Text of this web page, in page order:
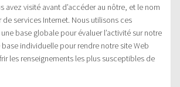
avez visité avant d’accéder au nôtre, et le nom
services Internet. Nous utilisons ces
base globale pour évaluer l’activité sur notre
base individuelle pour rendre notre site Web
les renseignements les plus susceptibles de